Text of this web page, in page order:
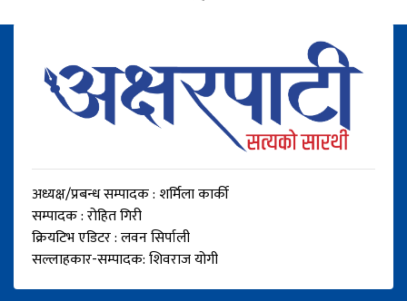
अध्यक्ष/प्रबन्ध सम्पादक : शर्मिला कार्की
सम्पादक : रोहित गिरी
क्रियटिभ एडिटर : लवन सिर्पाली
सल्लाहकार-सम्पादक: शिवराज योगी